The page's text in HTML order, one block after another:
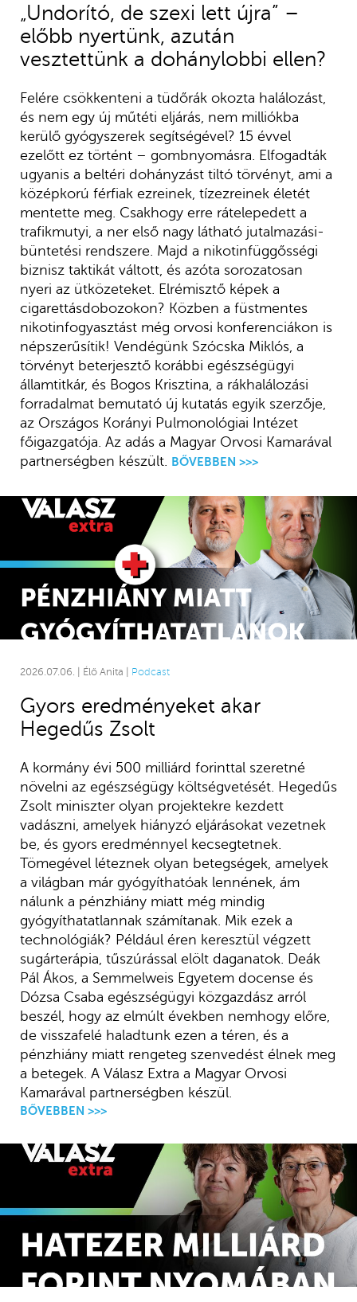
„Undorító, de szexi lett újra” –
előbb nyertünk, azután
vesztettünk a dohánylobbi ellen?
Felére csökkenteni a tüdőrák okozta halálozást,
és nem egy új műtéti eljárás, nem milliókba
kerülő gyógyszerek segítségével? 15 évvel
ezelőtt ez történt – gombnyomásra. Elfogadták
ugyanis a beltéri dohányzást tiltó törvényt, ami a
középkorú férfiak ezreinek, tízezreinek életét
mentette meg. Csakhogy erre rátelepedett a
trafikmutyi, a ner első nagy látható jutalmazási-
büntetési rendszere. Majd a nikotinfüggősségi
biznisz taktikát váltott, és azóta sorozatosan
nyeri az ütközeteket. Elrémisztő képek a
cigarettásdobozokon? Közben a füstmentes
nikotinfogyasztást még orvosi konferenciákon is
népszerűsítik! Vendégünk Szócska Miklós, a
törvényt beterjesztő korábbi egészségügyi
államtitkár, és Bogos Krisztina, a rákhalálozási
forradalmat bemutató új kutatás egyik szerzője,
az Országos Korányi Pulmonológiai Intézet
főigazgatója. Az adás a Magyar Orvosi Kamarával
partnerségben készült. BŐVEBBEN >>>
2026.07.06. | Élő Anita | Podcast
Gyors eredményeket akar
Hegedűs Zsolt
A kormány évi 500 milliárd forinttal szeretné
növelni az egészségügy költségvetését. Hegedűs
Zsolt miniszter olyan projektekre kezdett
vadászni, amelyek hiányzó eljárásokat vezetnek
be, és gyors eredménnyel kecsegtetnek.
Tömegével léteznek olyan betegségek, amelyek
a világban már gyógyíthatóak lennének, ám
nálunk a pénzhiány miatt még mindig
gyógyíthatatlannak számítanak. Mik ezek a
technológiák? Például éren keresztül végzett
sugárterápia, tűszúrással elölt daganatok. Deák
Pál Ákos, a Semmelweis Egyetem docense és
Dózsa Csaba egészségügyi közgazdász arról
beszél, hogy az elmúlt években nemhogy előre,
de visszafelé haladtunk ezen a téren, és a
pénzhiány miatt rengeteg szenvedést élnek meg
a betegek. A Válasz Extra a Magyar Orvosi
Kamarával partnerségben készül.
BŐVEBBEN >>>